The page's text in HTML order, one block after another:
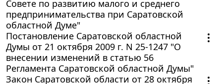
Совете по развитию малого и среднего
предпринимательства при Саратовской
областной Думе"
Постановление Саратовской областной
Думы от 21 октября 2009 г. N 25-1247 "О
внесении изменений в статью 56
Регламента Саратовской областной Думы"
Закон Саратовской области от 28 октября